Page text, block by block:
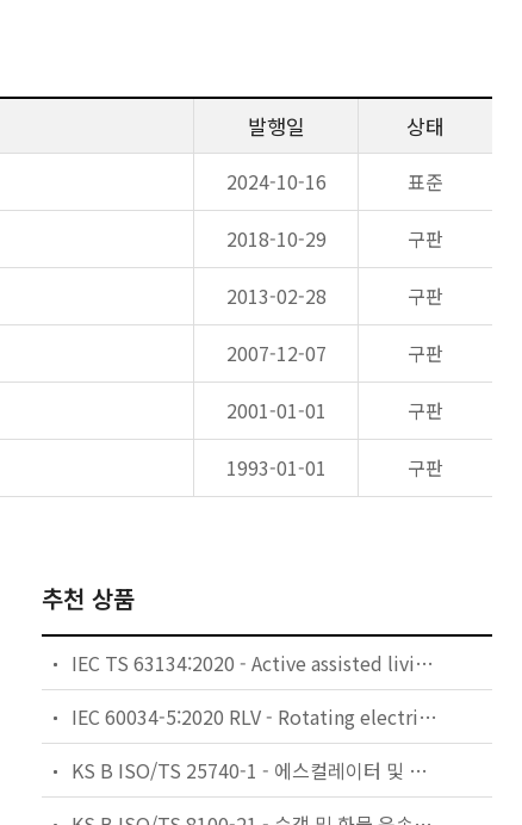
발행일 상태
2024-10-16
표준
2018-10-29
구판
2013-02-28
구판
2007-12-07
구판
2001-01-01
구판
1993-01-01 구판
추천 상품
IEC TS 63134:2020 - Active assisted living (AAL) use cases
IEC 60034-5:2020 RLV - Rotating electrical machines - Part 5: Degrees of protection provided by the integral design of rotating electrical machines (IP code) - Classification
KS B ISO/TS 25740-1 - 에스컬레이터 및 무빙워크에 대한 안전요건 — 제1부: 세계공통 필수 안전요건(GESRs)